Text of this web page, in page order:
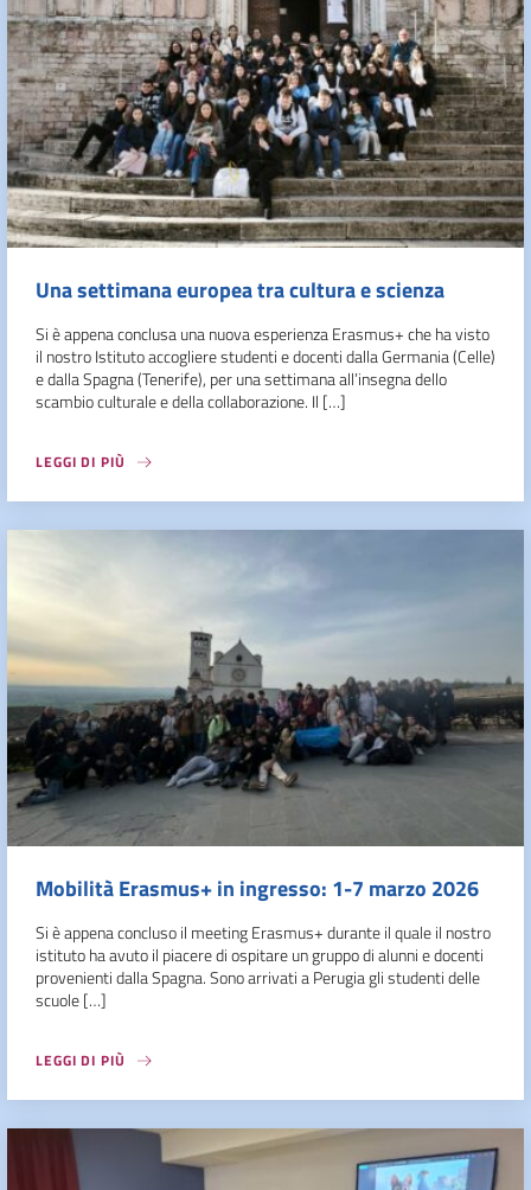
Una settimana europea tra cultura e scienza
Si è appena conclusa una nuova esperienza Erasmus+ che ha visto
il nostro Istituto accogliere studenti e docenti dalla Germania (Celle)
e dalla Spagna (Tenerife), per una settimana all’insegna dello
scambio culturale e della collaborazione. Il […]
LEGGI DI PIÙ
Mobilità Erasmus+ in ingresso: 1-7 marzo 2026
Si è appena concluso il meeting Erasmus+ durante il quale il nostro
istituto ha avuto il piacere di ospitare un gruppo di alunni e docenti
provenienti dalla Spagna. Sono arrivati a Perugia gli studenti delle
scuole […]
LEGGI DI PIÙ